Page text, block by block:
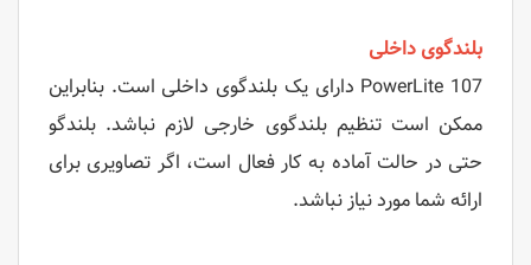
بلندگوی داخلی
PowerLite 107 دارای یک بلندگوی داخلی است. بنابراین
ممکن است تنظیم بلندگوی خارجی لازم نباشد. بلندگو
حتی در حالت آماده به کار فعال است، اگر تصاویری برای
ارائه شما مورد نیاز نباشد.